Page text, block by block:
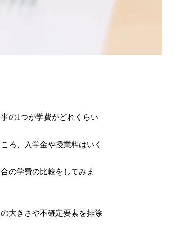
の1つが学費がどれくらい
ろ、入学金や授業料はいく
の学費の比較をしてみま
大きさや不確定要素を排除